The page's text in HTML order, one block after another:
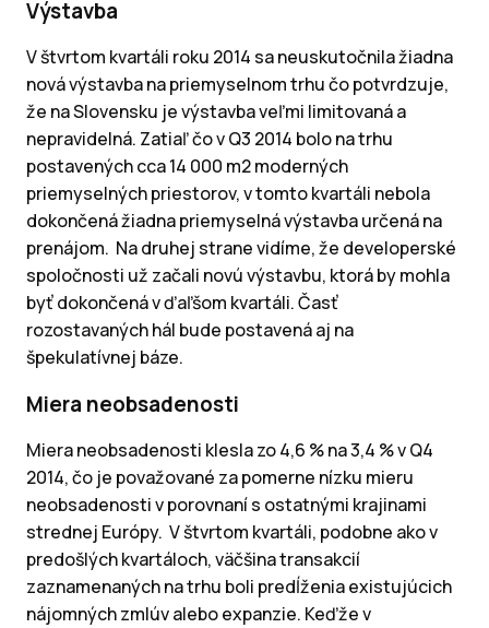
Výstavba
V štvrtom kvartáli roku 2014 sa neuskutočnila žiadna
nová výstavba na priemyselnom trhu čo potvrdzuje,
že na Slovensku je výstavba veľmi limitovaná a
nepravidelná. Zatiaľ čo v Q3 2014 bolo na trhu
postavených cca 14 000 m2 moderných
priemyselných priestorov, v tomto kvartáli nebola
dokončená žiadna priemyselná výstavba určená na
prenájom. Na druhej strane vidíme, že developerské
spoločnosti už začali novú výstavbu, ktorá by mohla
byť dokončená v ďaľšom kvartáli. Časť
rozostavaných hál bude postavená aj na
špekulatívnej báze.
Miera neobsadenosti
Miera neobsadenosti klesla zo 4,6 % na 3,4 % v Q4
2014, čo je považované za pomerne nízku mieru
neobsadenosti v porovnaní s ostatnými krajinami
strednej Európy. V štvrtom kvartáli, podobne ako v
predošlých kvartáloch, väčšina transakcií
zaznamenaných na trhu boli predĺženia existujúcich
nájomných zmlúv alebo expanzie. Keďže v